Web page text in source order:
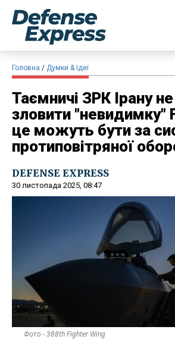
Головна Думки & Ідеї
Таємничі ЗРК Ірану
зловити
це можуть бути за
протиповітряної
DEFENSE EXPRESS
30 листопада 2025, 08:47
Фото - 388th Fighter Wing